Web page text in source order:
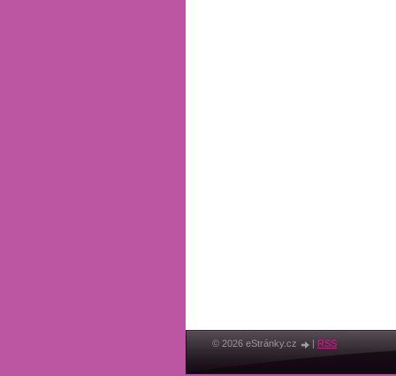
© 2026 eStránky.cz RSS